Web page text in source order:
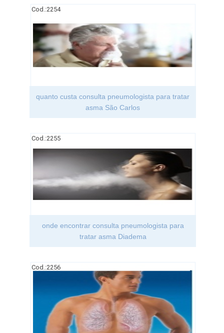
Cod.:2254
quanto custa consulta pneumologista para tratar
asma São Carlos
Cod.:2255
onde encontrar consulta pneumologista para
tratar asma Diadema
Cod.:2256